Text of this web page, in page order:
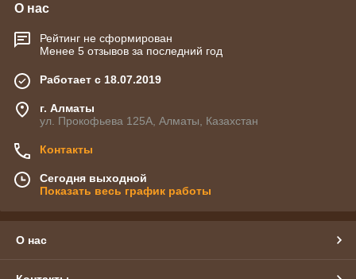
О нас
Рейтинг не сформирован
Менее 5 отзывов за последний год
Работает с 18.07.2019
г. Алматы
ул. Прокофьева 125А, Алматы, Казахстан
Контакты
Сегодня выходной
Показать весь график работы
О нас